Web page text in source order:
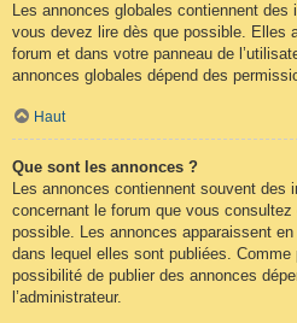
Les annonces globales contiennent
vous devez lire dès que possible. Elles
forum et dans votre panneau de
annonces globales dépend des
Haut
Que sont les annonces ?
Les annonces contiennent souvent des
concernant le forum que vous
possible. Les annonces apparaissent
dans lequel elles sont publiées.
possibilité de publier des annonces
l’administrateur.